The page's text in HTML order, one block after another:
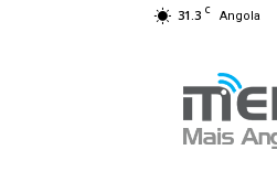
31.3 C Angola